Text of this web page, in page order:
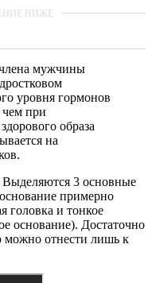
мужчины
уровня гормонов
чем при
образа
на
3 основные
примерно
головка и тонкое
основание). Достаточно
можно отнести лишь к